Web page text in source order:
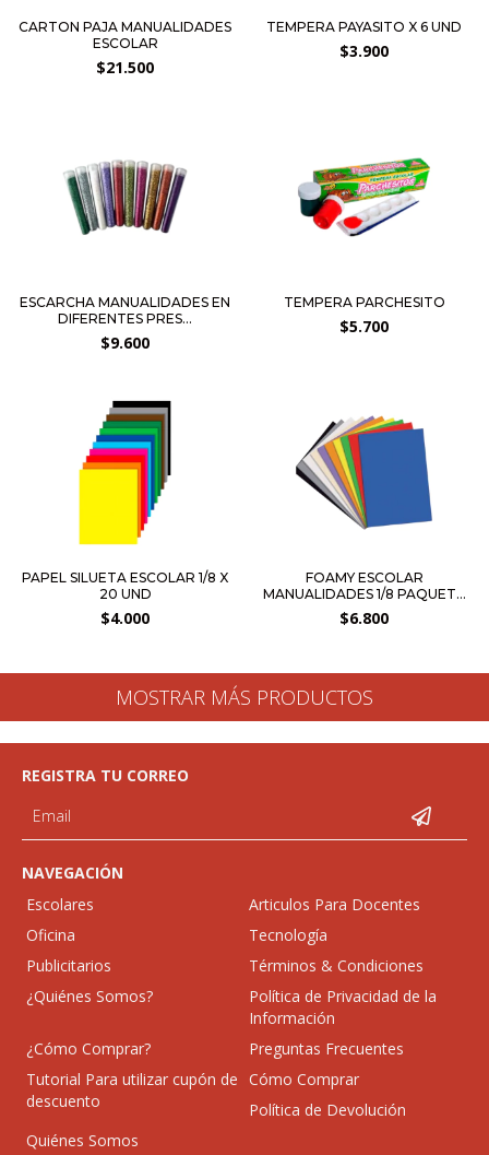
CARTON PAJA MANUALIDADES
ESCOLAR
$21.500
TEMPERA PAYASITO X 6 UND
$3.900
ESCARCHA MANUALIDADES EN
DIFERENTES PRES...
$9.600
TEMPERA PARCHESITO
$5.700
PAPEL SILUETA ESCOLAR 1/8 X
20 UND
$4.000
FOAMY ESCOLAR
MANUALIDADES 1/8 PAQUETE
X...
$6.800
MOSTRAR MÁS PRODUCTOS
REGISTRA TU CORREO
NAVEGACIÓN
Escolares
Articulos Para Docentes
Oficina
Tecnología
Publicitarios
Términos & Condiciones
¿Quiénes Somos?
Política de Privacidad de la
Información
¿Cómo Comprar?
Preguntas Frecuentes
Tutorial Para utilizar cupón de
descuento
Cómo Comprar
Política de Devolución
Quiénes Somos